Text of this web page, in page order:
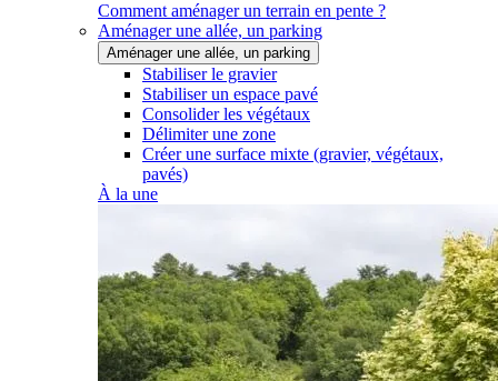
Comment aménager un terrain en pente ?
Aménager une allée, un parking
Aménager une allée, un parking
Stabiliser le gravier
Stabiliser un espace pavé
Consolider les végétaux
Délimiter une zone
Créer une surface mixte (gravier, végétaux,
pavés)
À la une